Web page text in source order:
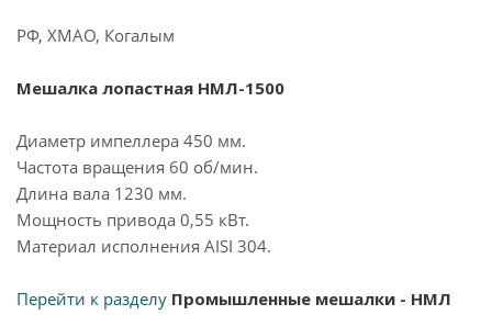
РФ, ХМАО, Когалым
Мешалка лопастная НМЛ-1500
Диаметр импеллера 450 мм.
Частота вращения 60 об/мин.
Длина вала 1230 мм.
Мощность привода 0,55 кВт.
Материал исполнения AISI 304.
Перейти к разделу Промышленные мешалки - НМЛ